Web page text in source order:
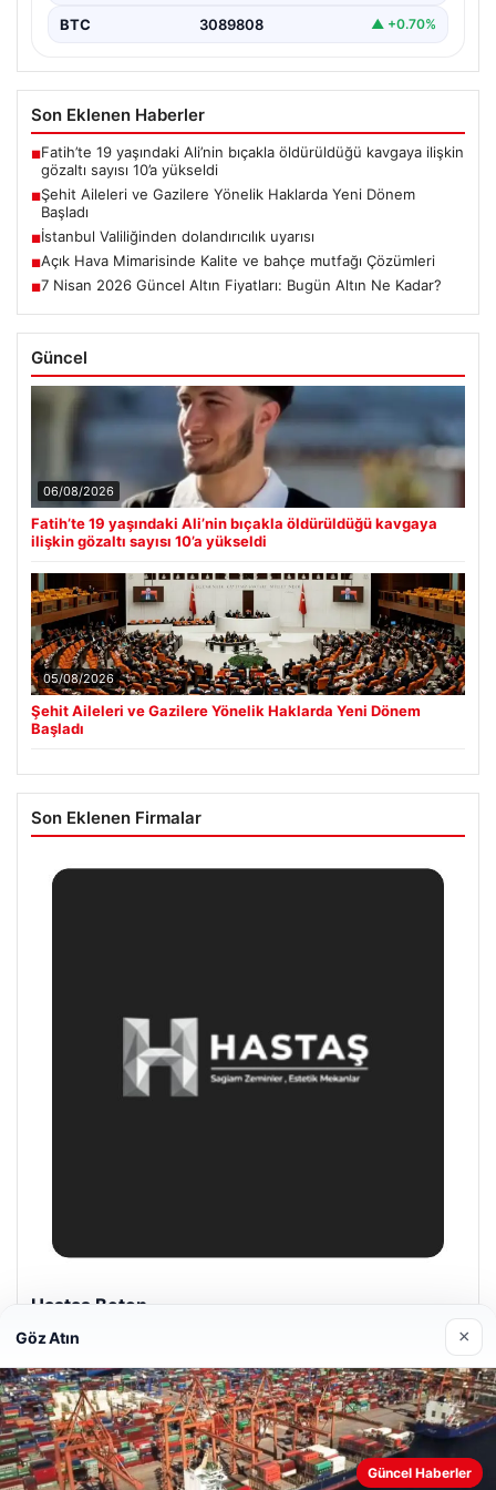
BTC 3089808 ▲ +0.70%
Son Eklenen Haberler
■Fatih’te 19 yaşındaki Ali’nin bıçakla öldürüldüğü kavgaya ilişkin
gözaltı sayısı 10’a yükseldi
■Şehit Aileleri ve Gazilere Yönelik Haklarda Yeni Dönem
Başladı
■İstanbul Valiliğinden dolandırıcılık uyarısı
■Açık Hava Mimarisinde Kalite ve bahçe mutfağı Çözümleri
■7 Nisan 2026 Güncel Altın Fiyatları: Bugün Altın Ne Kadar?
Güncel
06/08/2026
Fatih’te 19 yaşındaki Ali’nin bıçakla öldürüldüğü kavgaya
ilişkin gözaltı sayısı 10’a yükseldi
05/08/2026
Şehit Aileleri ve Gazilere Yönelik Haklarda Yeni Dönem
Başladı
Son Eklenen Firmalar
Hastaş Beton
26/05/2026
Web sitemizi nasıl kullandığınızı daha iyi anlayabilmek,
Göz Atın ×
Güncel Haberler